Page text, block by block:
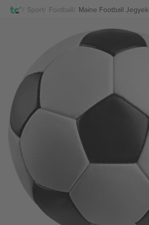
Sport Football Maine Football Jegyek
Belépés